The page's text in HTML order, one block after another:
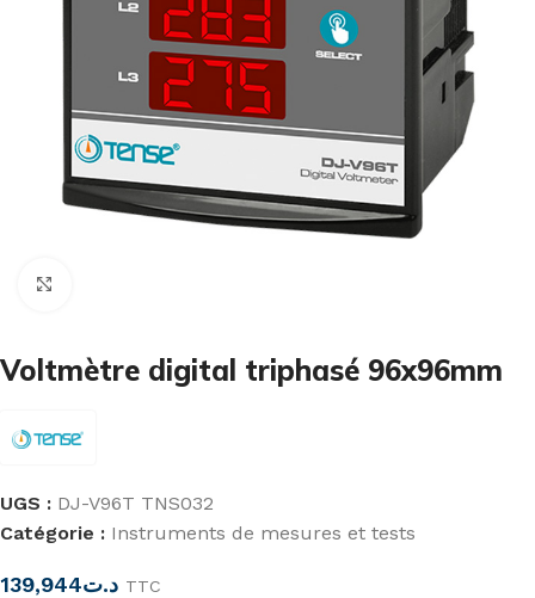
Voltmètre digital triphasé 96x96mm
UGS : DJ-V96T TNS032
Catégorie : Instruments de mesures et tests
د.ت139,944 TTC